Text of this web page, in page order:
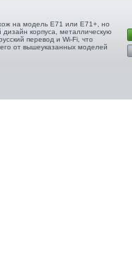
на модель E71 или E71+, но
корпуса, металлическую
перевод и Wi-Fi, что
от вышеуказанных моделей